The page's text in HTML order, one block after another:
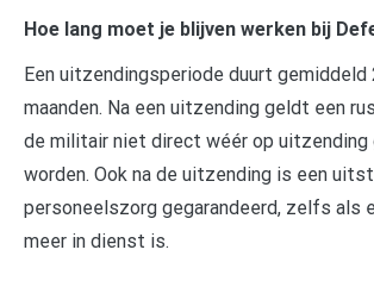
Hoe lang moet je blijven werken bij
Een uitzendingsperiode duurt
maanden. Na een uitzending geldt een
de militair niet direct wéér op uitzending
worden. Ook na de uitzending is een
personeelszorg gegarandeerd, zelfs als
meer in dienst is.